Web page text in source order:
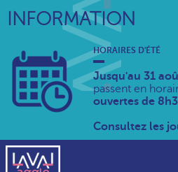
INFORMATION
HORAIRES D'ÉTÉ
Jusqu'au 31
passent en
ouvertes de
Consultez les